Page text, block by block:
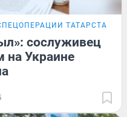
ТАТАРСТАНЦЫ
сослуживец
на Украине